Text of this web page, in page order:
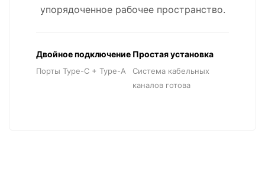
упорядоченное рабочее пространство.
Двойное подключение
Порты Type-C + Type-A
Простая установка
Система кабельных
каналов готова